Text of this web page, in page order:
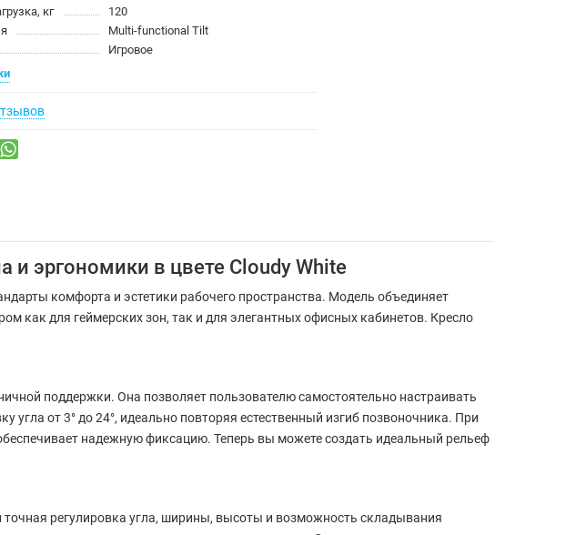
кг
120
Multi-functional Tilt
Игровое
и эргономики в цвете Cloudy White
комфорта и эстетики рабочего пространства. Модель объединяет
как для геймерских зон, так и для элегантных офисных кабинетов. Кресло
поддержки. Она позволяет пользователю самостоятельно настраивать
угла от 3° до 24°, идеально повторяя естественный изгиб позвоночника. При
надежную фиксацию. Теперь вы можете создать идеальный рельеф
регулировка угла, ширины, высоты и возможность складывания